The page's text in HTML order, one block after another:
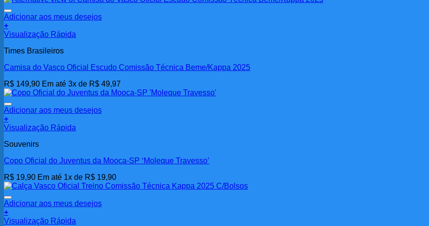
Adicionar aos meus desejos
+
Visualização Rápida
Times Brasileiros
Camisa do Vasco Oficial Escudo Comissão Técnica Beme/Kappa 2025
R$ 149,90 Em até 3x de R$ 49,97
Adicionar aos meus desejos
+
Visualização Rápida
Souvenirs
Copo Oficial do Juventus da Mooca-SP ‘Moleque Travesso’
R$ 19,90 Em até 1x de R$ 19,90
Adicionar aos meus desejos
+
Visualização Rápida